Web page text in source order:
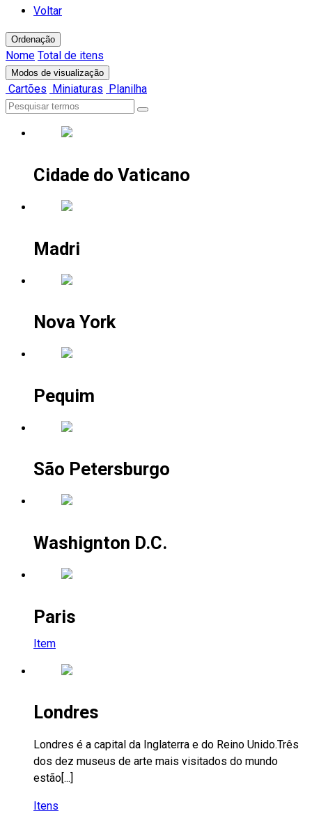
Voltar
Ordenação
Nome Total de itens
Modos de visualização
Cartões Miniaturas Planilha
Cidade do Vaticano
Madri
Nova York
Pequim
São Petersburgo
Washignton D.C.
Paris
Item
Londres
Londres é a capital da Inglaterra e do Reino Unido.Três
dos dez museus de arte mais visitados do mundo
estão[...]
Itens